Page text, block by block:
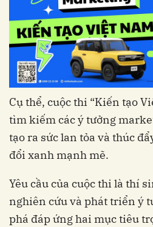
Cụ thể, cuộc thi “Kiến tạo
tìm kiếm các ý tưởng
tạo ra sức lan tỏa và thúc
đổi xanh mạnh mẽ.
Yêu cầu của cuộc thi là thí
nghiên cứu và phát triển ý
phá đáp ứng hai mục tiêu